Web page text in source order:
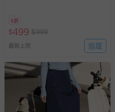
5折
$499 $999
最新上架 追蹤